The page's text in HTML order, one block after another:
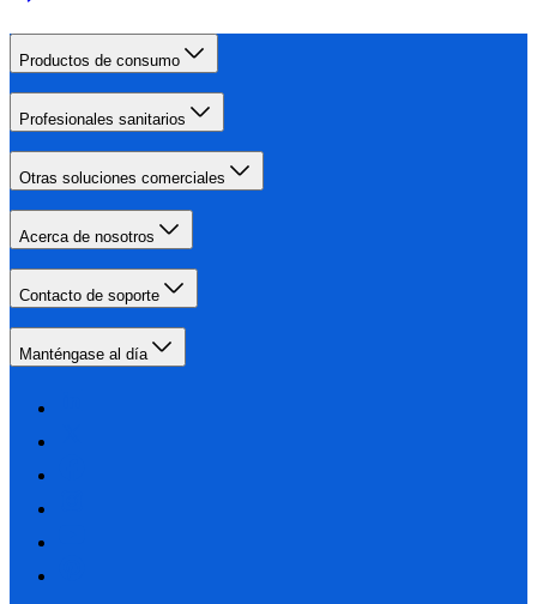
Productos de consumo
Profesionales sanitarios
Otras soluciones comerciales
Acerca de nosotros
Contacto de soporte
Manténgase al día